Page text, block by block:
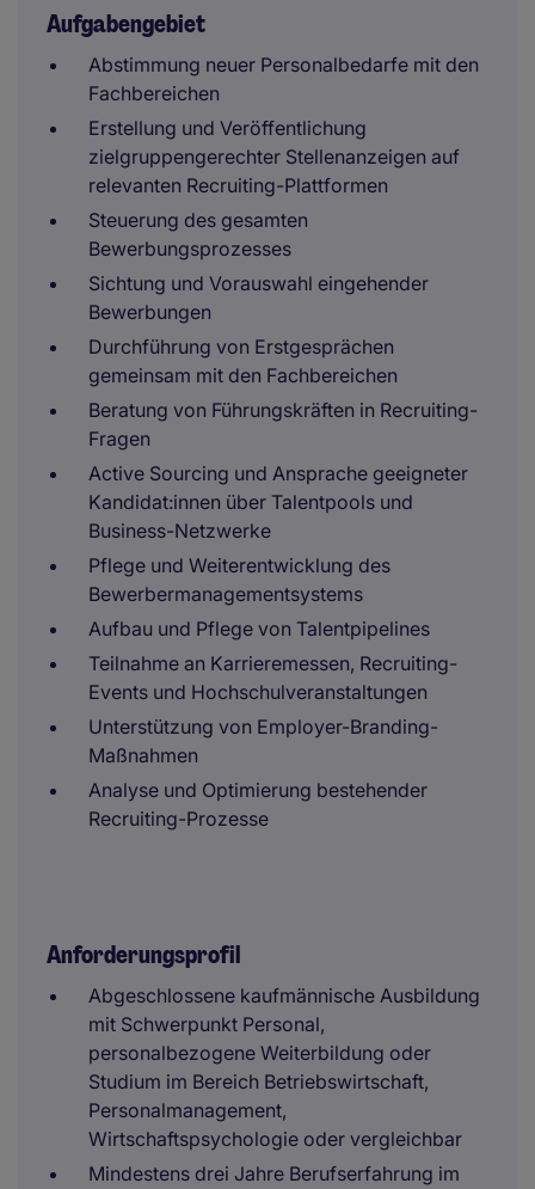
Aufgabengebiet
Abstimmung neuer Personalbedarfe mit den
Fachbereichen
Erstellung und Veröffentlichung
zielgruppengerechter Stellenanzeigen auf
relevanten Recruiting-Plattformen
Steuerung des gesamten
Bewerbungsprozesses
Sichtung und Vorauswahl eingehender
Bewerbungen
Durchführung von Erstgesprächen
gemeinsam mit den Fachbereichen
Beratung von Führungskräften in Recruiting-
Fragen
Active Sourcing und Ansprache geeigneter
Kandidat:innen über Talentpools und
Business-Netzwerke
Pflege und Weiterentwicklung des
Bewerbermanagementsystems
Aufbau und Pflege von Talentpipelines
Teilnahme an Karrieremessen, Recruiting-
Events und Hochschulveranstaltungen
Unterstützung von Employer-Branding-
Maßnahmen
Analyse und Optimierung bestehender
Recruiting-Prozesse
Anforderungsprofil
Abgeschlossene kaufmännische Ausbildung
mit Schwerpunkt Personal,
personalbezogene Weiterbildung oder
Studium im Bereich Betriebswirtschaft,
Personalmanagement,
Wirtschaftspsychologie oder vergleichbar
Mindestens drei Jahre Berufserfahrung im